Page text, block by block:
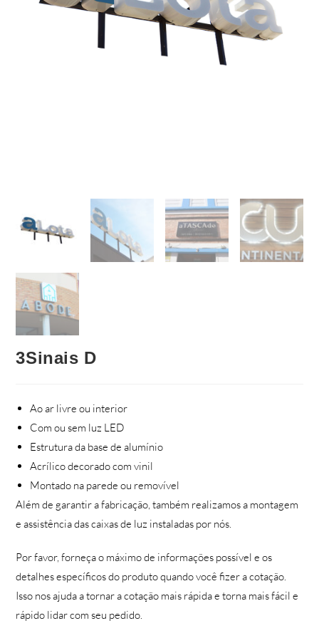
3Sinais D
Ao ar livre ou interior
Com ou sem luz LED
Estrutura da base de alumínio
Acrílico decorado com vinil
Montado na parede ou removível
Além de garantir a fabricação, também realizamos a montagem
e assistência das caixas de luz instaladas por nós.
Por favor, forneça o máximo de informações possível e os
detalhes específicos do produto quando você fizer a cotação.
Isso nos ajuda a tornar a cotação mais rápida e torna mais fácil e
rápido lidar com seu pedido.